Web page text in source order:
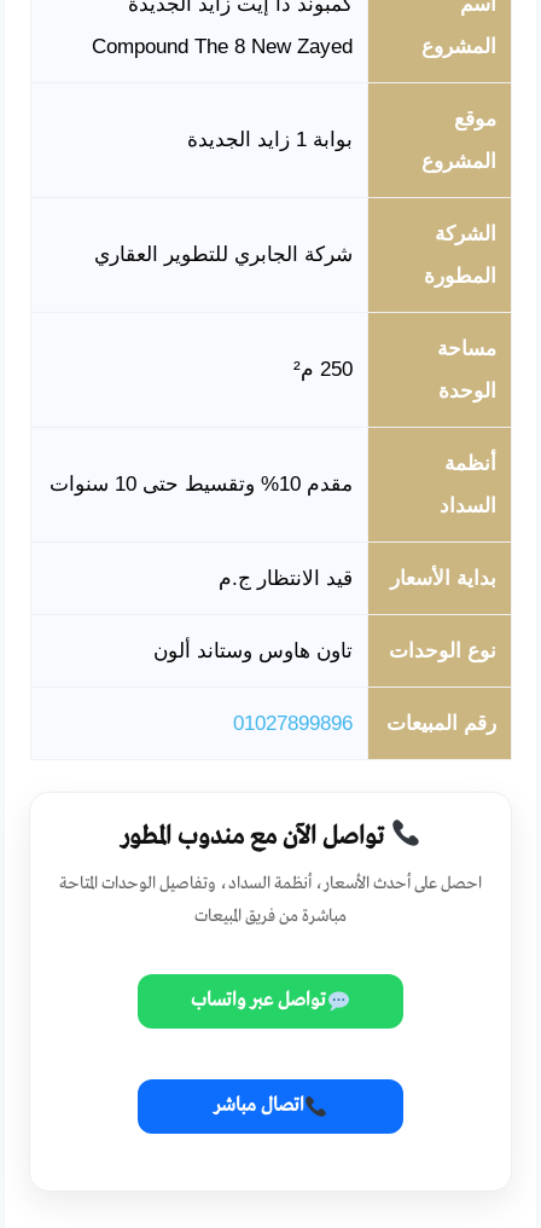
اسم
المشروع
كمبوند ذا إيت زايد الجديدة
Compound The 8 New Zayed
موقع
المشروع
بوابة 1 زايد الجديدة
الشركة
المطورة
شركة الجابري للتطوير العقاري
مساحة
الوحدة
250 م²
أنظمة
السداد
مقدم 10% وتقسيط حتى 10 سنوات
بداية الأسعار قيد الانتظار ج.م
نوع الوحدات تاون هاوس وستاند ألون
رقم المبيعات 01027899896
تواصل الآن مع مندوب المطور
احصل على أحدث الأسعار، أنظمة السداد، وتفاصيل الوحدات المتاحة
مباشرة من فريق المبيعات
تواصل عبر واتساب
اتصال مباشر